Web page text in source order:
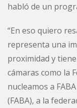
habló de un
“En eso quiero
representa una
proximidad y
cámaras como la
nucleamos a
(FABA), a la